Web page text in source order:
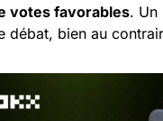
votes favorables. Un
débat, bien au